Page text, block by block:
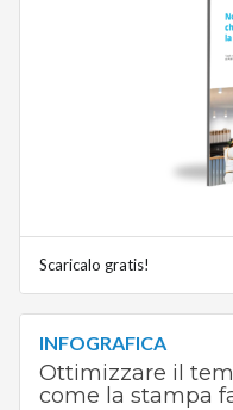
Scaricalo gratis!
INFOGRAFICA
Ottimizzare il
come la stampa